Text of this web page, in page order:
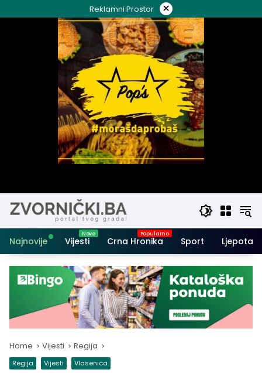
to
Reklamni Prostor ×
Najnovije Vijesti Crna Hronika Sport Ljepota i
Home Vijesti Regija
Regija Vijesti Vlasenica